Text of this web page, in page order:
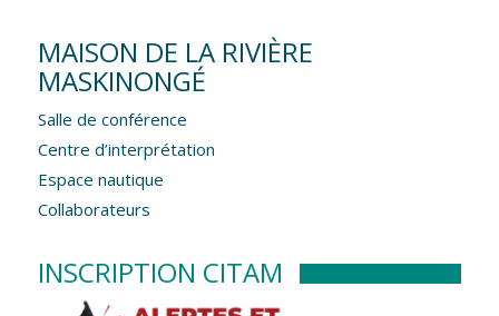
MAISON DE LA RIVIÈRE
MASKINONGÉ
Salle de conférence
Centre d’interprétation
Espace nautique
Collaborateurs
INSCRIPTION CITAM